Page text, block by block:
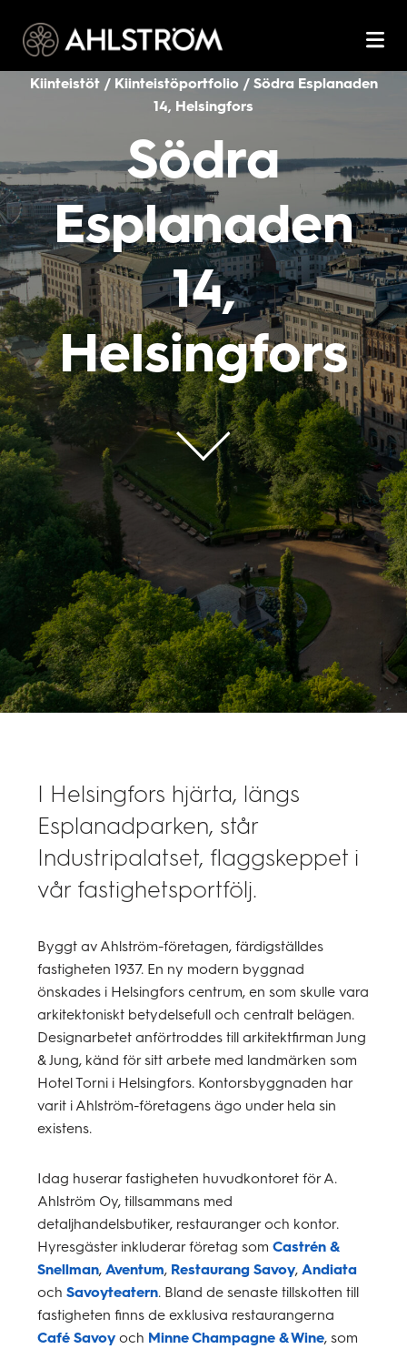
Kiinteistöt / Kiinteistöportfolio / Södra Esplanaden
14, Helsingfors
Södra
Esplanaden
14,
Helsingfors
I Helsingfors hjärta, längs
Esplanadparken, står
Industripalatset, flaggskeppet i
vår fastighetsportfölj.
Byggt av Ahlström-företagen, färdigställdes
fastigheten 1937. En ny modern byggnad
önskades i Helsingfors centrum, en som skulle vara
arkitektoniskt betydelsefull och centralt belägen.
Designarbetet anförtroddes till arkitektfirman Jung
& Jung, känd för sitt arbete med landmärken som
Hotel Torni i Helsingfors. Kontorsbyggnaden har
varit i Ahlström-företagens ägo under hela sin
existens.
Idag huserar fastigheten huvudkontoret för A.
Ahlström Oy, tillsammans med
detaljhandelsbutiker, restauranger och kontor.
Hyresgäster inkluderar företag som Castrén &
Snellman,Aventum, Restaurang Savoy,Andiata
och Savoyteatern. Bland de senaste tillskotten till
fastigheten finns de exklusiva restaurangerna
Café Savoyoch Minne Champagne & Wine, som